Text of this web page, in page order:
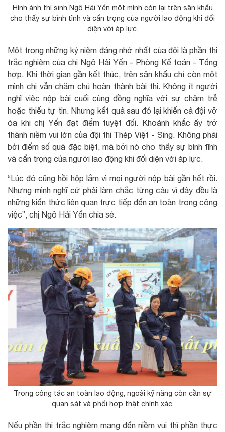
Hình ảnh thí sinh Ngô Hải Yến một mình còn lại trên sân khấu
cho thấy sự bình tĩnh và cẩn trọng của người lao động khi đối
diện với áp lực.
Một trong những kỷ niệm đáng nhớ nhất của đội là phần thi
trắc nghiệm của chị Ngô Hải Yến - Phòng Kế toán - Tổng
hợp. Khi thời gian gần kết thúc, trên sân khấu chỉ còn một
mình chị vẫn chăm chú hoàn thành bài thi. Không ít người
nghĩ việc nộp bài cuối cùng đồng nghĩa với sự chậm trễ
hoặc thiếu tự tin. Nhưng kết quả sau đó lại khiến cả đội vỡ
òa khi chị Yến đạt điểm tuyệt đối. Khoảnh khắc ấy trở
thành niềm vui lớn của đội thi Thép Việt - Sing. Không phải
bởi điểm số quá đặc biệt, mà bởi nó cho thấy sự bình tĩnh
và cẩn trọng của người lao động khi đối diện với áp lực.
“Lúc đó cũng hồi hộp lắm vì mọi người nộp bài gần hết rồi.
Nhưng mình nghĩ cứ phải làm chắc từng câu vì đây đều là
những kiến thức liên quan trực tiếp đến an toàn trong công
việc”, chị Ngô Hải Yến chia sẻ.
Trong công tác an toàn lao động, ngoài kỹ năng còn cần sự
quan sát và phối hợp thật chính xác.
Nếu phần thi trắc nghiệm mang đến niềm vui thì phần thực